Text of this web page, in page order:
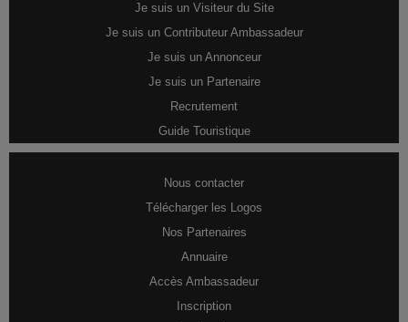
Je suis un Visiteur du Site
Je suis un Contributeur Ambassadeur
Je suis un Annonceur
Je suis un Partenaire
Recrutement
Guide Touristique
Nous contacter
Télécharger les Logos
Nos Partenaires
Annuaire
Accès Ambassadeur
Inscription